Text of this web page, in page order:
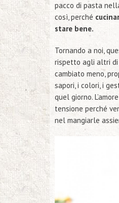
pacco di pasta
così, perché
stare bene.
Tornando a noi,
rispetto agli altri di
cambiato meno,
sapori, i colori, i
quel giorno.
tensione perché
nel mangiarle